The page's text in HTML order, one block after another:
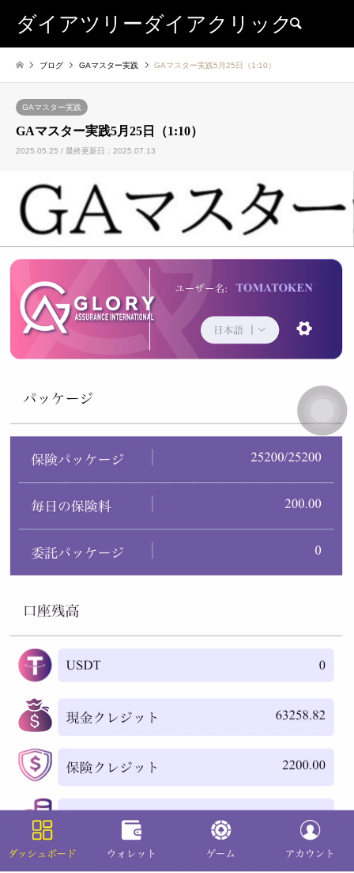
ダイアツリーダイアクリック
ブログ GAマスター実践 GAマスター実践5月25日（1:10）
GAマスター実践
GAマスター実践5月25日（1:10）
2025.05.25 / 最終更新日：2025.07.13